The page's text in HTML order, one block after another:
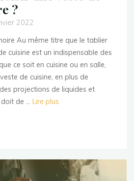
?
2022
Au même titre que le tablier
cuisine est un indispensable des
ce soit en cuisine ou en salle,
de cuisine, en plus de
projections de liquides et
doit de …Lire plus